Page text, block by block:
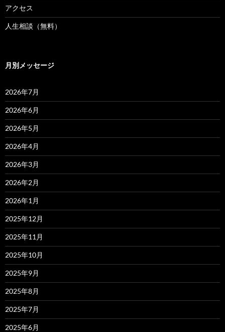
アクセス
人生相談（無料）
月別メッセージ
2026年7月
2026年6月
2026年5月
2026年4月
2026年3月
2026年2月
2026年1月
2025年12月
2025年11月
2025年10月
2025年9月
2025年8月
2025年7月
2025年6月